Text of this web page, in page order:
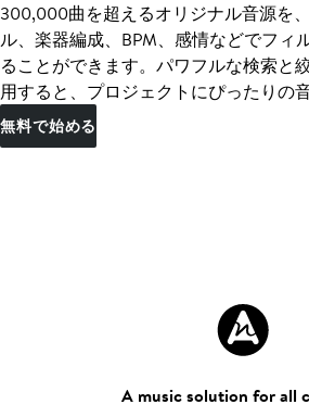
300,000曲を超えるオリジナル音源を
ル、楽器編成、BPM、感情などでフィ
ることができます。パワフルな検索と
用すると、プロジェクトにぴったりの
無料で始める
A music solution for all